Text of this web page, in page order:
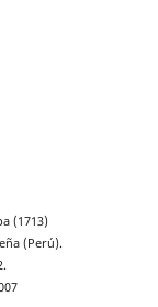
(1713)
(Perú).